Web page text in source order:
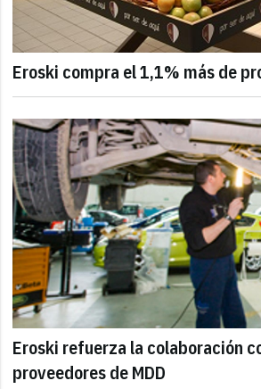
Eroski compra el 1,1% más de
Eroski refuerza la colaboración
proveedores de MDD